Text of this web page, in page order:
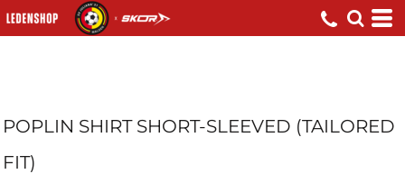
POPLIN SHIRT SHORT-SLEEVED (TAILORED
FIT)